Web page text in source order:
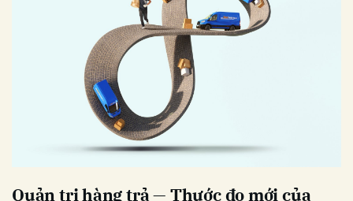
Quản trị hàng trả — Thước đo mới của